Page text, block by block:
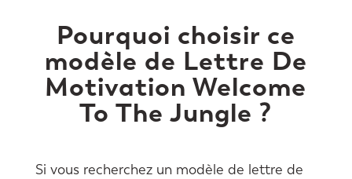
Pourquoi choisir ce
modèle de Lettre De
Motivation Welcome
To The Jungle ?
Si vous recherchez un modèle de lettre de